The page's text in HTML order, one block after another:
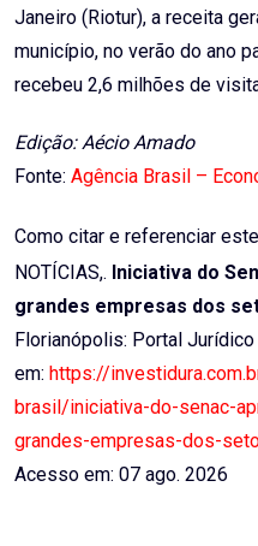
Janeiro (Riotur), a receita
município, no verão do ano
recebeu 2,6 milhões de
Edição: Aécio Amado
Fonte: Agência Brasil –
Como citar e referenciar
NOTÍCIAS,. Iniciativa do
grandes empresas dos
Florianópolis: Portal
em: https://
brasil/iniciativa-do-senac-
grandes-empresas-dos-
Acesso em: 07 ago. 2026